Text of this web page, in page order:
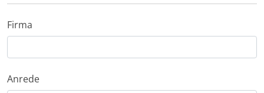
Firma
Anrede